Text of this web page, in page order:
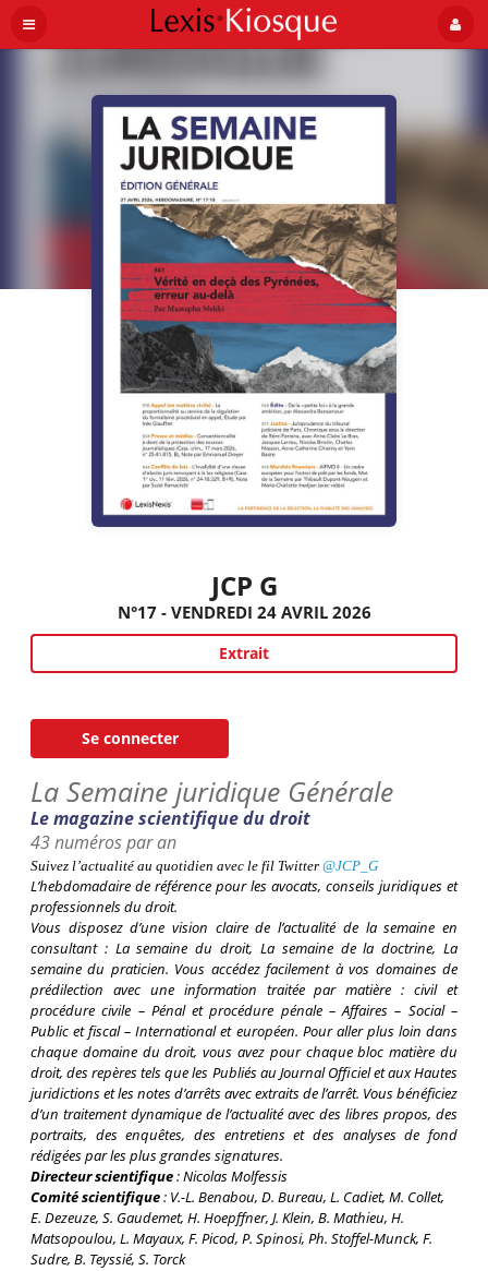
JCP G
N°17 - VENDREDI 24 AVRIL 2026
Extrait
Se connecter
La Semaine juridique Générale
Le magazine scientifique du droit
43 numéros par an
Suivez l’actualité au quotidien avec le fil Twitter @JCP_G
L’hebdomadaire de référence pour les avocats, conseils juridiques et
professionnels du droit.
Vous disposez d’une vision claire de l’actualité de la semaine en
consultant : La semaine du droit, La semaine de la doctrine, La
semaine du praticien. Vous accédez facilement à vos domaines de
prédilection avec une information traitée par matière : civil et
procédure civile – Pénal et procédure pénale – Affaires – Social –
Public et fiscal – International et européen. Pour aller plus loin dans
chaque domaine du droit, vous avez pour chaque bloc matière du
droit, des repères tels que les Publiés au Journal Officielet aux Hautes
juridictions et les notes d’arrêts avec extraits de l’arrêt. Vous bénéficiez
d’un traitement dynamique de l’actualité avec des libres propos, des
portraits, des enquêtes, des entretiens et des analyses de fond
rédigées par les plus grandes signatures.
Directeur scientifique:Nicolas Molfessis
Comité scientifique: V.-L. Benabou, D. Bureau, L. Cadiet, M. Collet,
E. Dezeuze, S. Gaudemet, H. Hoepffner, J. Klein, B. Mathieu, H.
Matsopoulou, L. Mayaux, F. Picod, P. Spinosi, Ph. Stoffel-Munck, F.
Sudre, B. Teyssié, S. Torck